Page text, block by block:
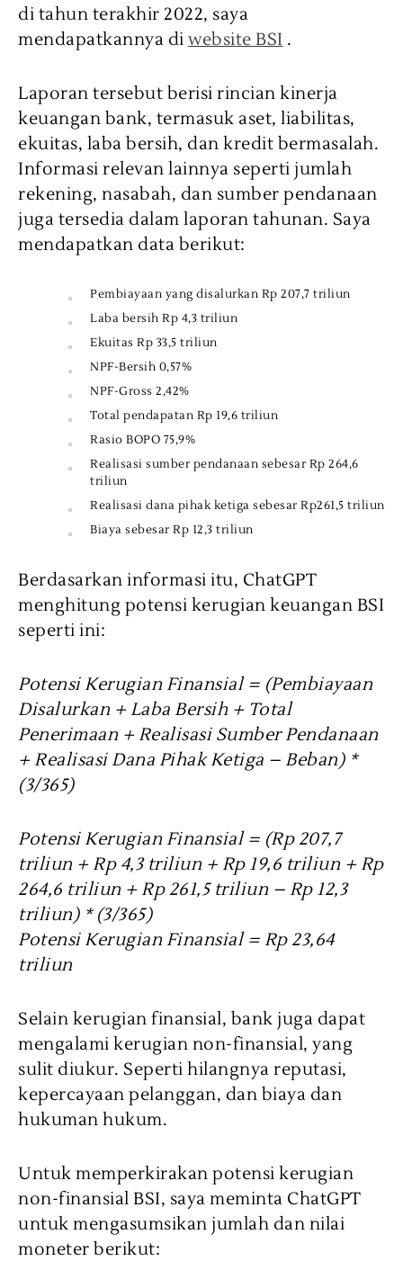
di tahun terakhir 2022, saya
mendapatkannya di website BSI .
Laporan tersebut berisi rincian kinerja
keuangan bank, termasuk aset, liabilitas,
ekuitas, laba bersih, dan kredit bermasalah.
Informasi relevan lainnya seperti jumlah
rekening, nasabah, dan sumber pendanaan
juga tersedia dalam laporan tahunan. Saya
mendapatkan data berikut:
Pembiayaan yang disalurkan Rp 207,7 triliun
Laba bersih Rp 4,3 triliun
Ekuitas Rp 33,5 triliun
NPF-Bersih 0,57%
NPF-Gross 2,42%
Total pendapatan Rp 19,6 triliun
Rasio BOPO 75,9%
Realisasi sumber pendanaan sebesar Rp 264,6
triliun
Realisasi dana pihak ketiga sebesar Rp261,5 triliun
Biaya sebesar Rp 12,3 triliun
Berdasarkan informasi itu, ChatGPT
menghitung potensi kerugian keuangan BSI
seperti ini:
Potensi Kerugian Finansial = (Pembiayaan
Disalurkan + Laba Bersih + Total
Penerimaan + Realisasi Sumber Pendanaan
+ Realisasi Dana Pihak Ketiga – Beban) *
(3/365)
Potensi Kerugian Finansial = (Rp 207,7
triliun + Rp 4,3 triliun + Rp 19,6 triliun + Rp
264,6 triliun + Rp 261,5 triliun – Rp 12,3
triliun) * (3/365)
Potensi Kerugian Finansial = Rp 23,64
triliun
Selain kerugian finansial, bank juga dapat
mengalami kerugian non-finansial, yang
sulit diukur. Seperti hilangnya reputasi,
kepercayaan pelanggan, dan biaya dan
hukuman hukum.
Untuk memperkirakan potensi kerugian
non-finansial BSI, saya meminta ChatGPT
untuk mengasumsikan jumlah dan nilai
moneter berikut: